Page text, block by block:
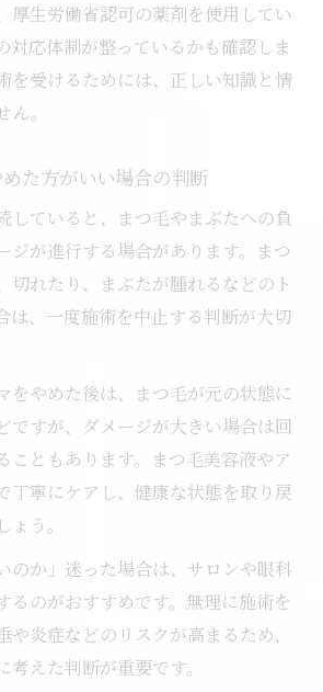
厚生労働省認可の薬剤を使用してい
対応体制が整っているかも確認しま
を受けるためには、正しい知識と情
。
た方がいい場合の判断
していると、まつ毛やまぶたへの負
ジが進行する場合があります。まつ
切れたり、まぶたが腫れるなどのト
は、一度施術を中止する判断が大切
をやめた後は、まつ毛が元の状態に
ですが、ダメージが大きい場合は回
こともあります。まつ毛美容液やア
丁寧にケアし、健康な状態を取り戻
う。
のか」迷った場合は、サロンや眼科
るのがおすすめです。無理に施術を
や炎症などのリスクが高まるため、
考えた判断が重要です。